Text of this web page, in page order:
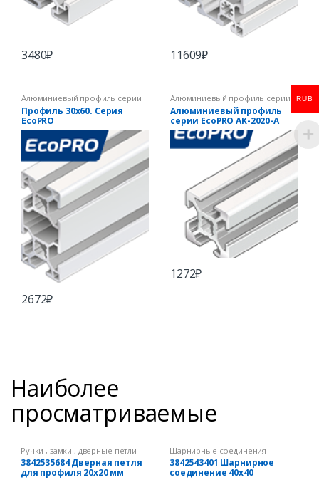
3480₽ 11609₽
Алюминиевый профиль серии
EcoPRO
Профиль 30х60. Серия
EcoPRO
2672₽
Алюминиевый профиль серии
EcoPRO
Алюминиевый профиль
серии EcoPRO AK-2020-A
1272₽
Наиболее
просматриваемые
Ручки , замки , дверные петли
3842535684 Дверная петля
для профиля 20х20 мм
Шарнирные соединения
3842543401 Шарнирное
соединение 40х40
RUB